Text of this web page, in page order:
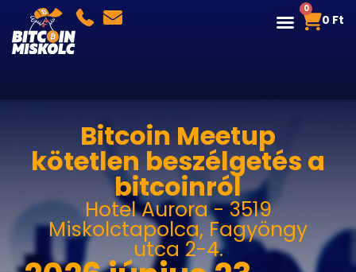
0 Ft
0
Bitcoin Meetup
kötetlen beszélgetés a
bitcoinról
Hotel Aurora - 3519
Miskolctapolca, Fagyöngy
utca 2-4.